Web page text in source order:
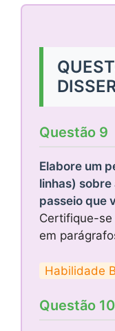
Questão 9
Elabore um
linhas) sobre
passeio que
Certifique-se
em
Habilidade
Questão 10